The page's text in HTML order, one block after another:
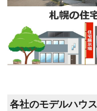
各社のモデルハウ